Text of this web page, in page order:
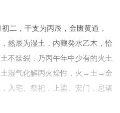
二，干支为丙辰，金匮黄道，
然辰为湿土，内藏癸水乙木，恰
不燥裂，乃丙午年中少有的火土
湿气化解丙火燥性，火→土→金
入宅、祭祀，上梁、安门，忌诸